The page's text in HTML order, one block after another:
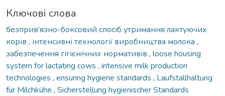
Ключові слова
безприв’язно-боксовий спосіб утримання лактуючих
корів , інтенсивні технології виробництва молока ,
забезпечення гігієнічних нормативів , loose housing
system for lactating cows , intensive milk production
technologies , ensuring hygiene standards , Laufstallhaltung
für Milchkühe , Sicherstellung hygienischer Standards